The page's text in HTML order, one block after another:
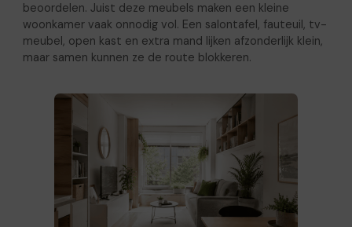
beoordelen. Juist deze meubels maken een kleine
woonkamer vaak onnodig vol. Een salontafel, fauteuil, tv-
meubel, open kast en extra mand lijken afzonderlijk klein,
maar samen kunnen ze de route blokkeren.